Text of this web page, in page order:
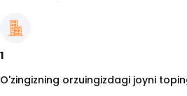
1
O'zingizning orzuingizdagi joyni